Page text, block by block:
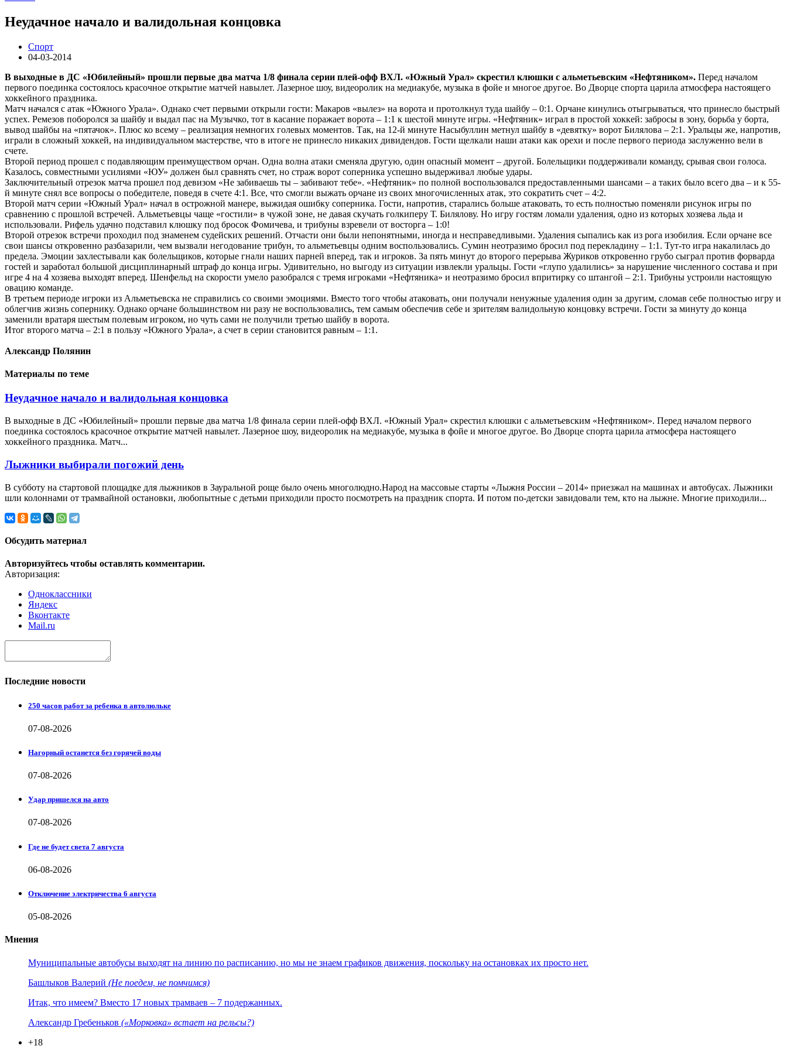
Неудачное начало и валидольная концовка
Спорт
04-03-2014
В выходные в ДС «Юбилейный» прошли первые два матча 1/8 финала серии плей-офф ВХЛ. «Южный Урал» скрестил клюшки с альметьевским «Нефтяником». Перед началом
первого поединка состоялось красочное открытие матчей навылет. Лазерное шоу, видеоролик на медиакубе, музыка в фойе и многое другое. Во Дворце спорта царила атмосфера настоящего
хоккейного праздника.
Матч начался с атак «Южного Урала». Однако счет первыми открыли гости: Макаров «вылез» на ворота и протолкнул туда шайбу – 0:1. Орчане кинулись отыгрываться, что принесло быстрый
успех. Ремезов поборолся за шайбу и выдал пас на Музычко, тот в касание поражает ворота – 1:1 к шестой минуте игры. «Нефтяник» играл в простой хоккей: забросы в зону, борьба у борта,
вывод шайбы на «пятачок». Плюс ко всему – реализация немногих голевых моментов. Так, на 12-й минуте Насыбуллин метнул шайбу в «девятку» ворот Билялова – 2:1. Уральцы же, напротив,
играли в сложный хоккей, на индивидуальном мастерстве, что в итоге не принесло никаких дивидендов. Гости щелкали наши атаки как орехи и после первого периода заслуженно вели в
счете.
Второй период прошел с подавляющим преимуществом орчан. Одна волна атаки сменяла другую, один опасный момент – другой. Болельщики поддерживали команду, срывая свои голоса.
Казалось, совместными усилиями «ЮУ» должен был сравнять счет, но страж ворот соперника успешно выдерживал любые удары.
Заключительный отрезок матча прошел под девизом «Не забиваешь ты – забивают тебе». «Нефтяник» по полной воспользовался предоставленными шансами – а таких было всего два – и к 55-
й минуте снял все вопросы о победителе, поведя в счете 4:1. Все, что смогли выжать орчане из своих многочисленных атак, это сократить счет – 4:2.
Второй матч серии «Южный Урал» начал в острожной манере, выжидая ошибку соперника. Гости, напротив, старались больше атаковать, то есть полностью поменяли рисунок игры по
сравнению с прошлой встречей. Альметьевцы чаще «гостили» в чужой зоне, не давая скучать голкиперу Т. Билялову. Но игру гостям ломали удаления, одно из которых хозяева льда и
использовали. Рифель удачно подставил клюшку под бросок Фомичева, и трибуны взревели от восторга – 1:0!
Второй отрезок встречи проходил под знаменем судейских решений. Отчасти они были непонятными, иногда и несправедливыми. Удаления сыпались как из рога изобилия. Если орчане все
свои шансы откровенно разбазарили, чем вызвали негодование трибун, то альметьевцы одним воспользовались. Сумин неотразимо бросил под перекладину – 1:1. Тут-то игра накалилась до
предела. Эмоции захлестывали как болельщиков, которые гнали наших парней вперед, так и игроков. За пять минут до второго перерыва Журиков откровенно грубо сыграл против форварда
гостей и заработал большой дисциплинарный штраф до конца игры. Удивительно, но выгоду из ситуации извлекли уральцы. Гости «глупо удалились» за нарушение численного состава и при
игре 4 на 4 хозяева выходят вперед. Шенфельд на скорости умело разобрался с тремя игроками «Нефтяника» и неотразимо бросил впритирку со штангой – 2:1. Трибуны устроили настоящую
овацию команде.
В третьем периоде игроки из Альметьевска не справились со своими эмоциями. Вместо того чтобы атаковать, они получали ненужные удаления один за другим, сломав себе полностью игру и
облегчив жизнь сопернику. Однако орчане большинством ни разу не воспользовались, тем самым обеспечив себе и зрителям валидольную концовку встречи. Гости за минуту до конца
заменили вратаря шестым полевым игроком, но чуть сами не получили третью шайбу в ворота.
Итог второго матча – 2:1 в пользу «Южного Урала», а счет в серии становится равным – 1:1.
Александр Полянин
Материалы по теме
Неудачное начало и валидольная концовка
В выходные в ДС «Юбилейный» прошли первые два матча 1/8 финала серии плей-офф ВХЛ. «Южный Урал» скрестил клюшки с альметьевским «Нефтяником». Перед началом первого
поединка состоялось красочное открытие матчей навылет. Лазерное шоу, видеоролик на медиакубе, музыка в фойе и многое другое. Во Дворце спорта царила атмосфера настоящего
хоккейного праздника. Матч...
Лыжники выбирали погожий день
В субботу на стартовой площадке для лыжников в Зауральной роще было очень многолюдно.Народ на массовые старты «Лыжня России – 2014» приезжал на машинах и автобусах. Лыжники
шли колоннами от трамвайной остановки, любопытные с детьми приходили просто посмотреть на праздник спорта. И потом по-детски завидовали тем, кто на лыжне. Многие приходили...
Обсудить материал
Авторизуйтесь чтобы оставлять комментарии.
Авторизация:
Одноклассники
Яндекс
Вконтакте
Mail.ru
Последние новости
250 часов работ за ребенка в автолюльке
07-08-2026
Нагорный останется без горячей воды
07-08-2026
Удар пришелся на авто
07-08-2026
Где не будет света 7 августа
06-08-2026
Отключение электричества 6 августа
05-08-2026
Мнения
Муниципальные автобусы выходят на линию по расписанию, но мы не знаем графиков движения, поскольку на остановках их просто нет.
Башлыков Валерий (Не поедем, не помчимся)
Итак, что имеем? Вместо 17 новых трамваев – 7 подержанных.
Александр Гребеньков («Морковка» встает на рельсы?)
+18